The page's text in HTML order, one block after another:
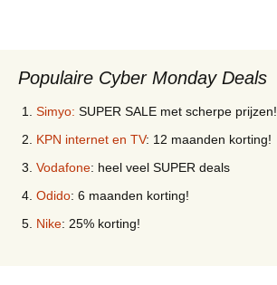
Populaire Cyber Monday Deals
Simyo: SUPER SALE met scherpe prijzen!
KPN internet en TV: 12 maanden korting!
Vodafone: heel veel SUPER deals
Odido: 6 maanden korting!
Nike: 25% korting!